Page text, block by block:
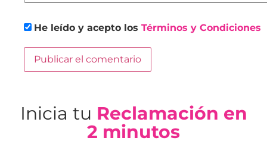
He leído y acepto los Términos y Condiciones
Inicia tu Reclamación en
2 minutos